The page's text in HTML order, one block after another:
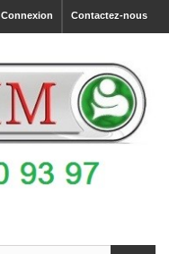
Contactez-nous
Connexion